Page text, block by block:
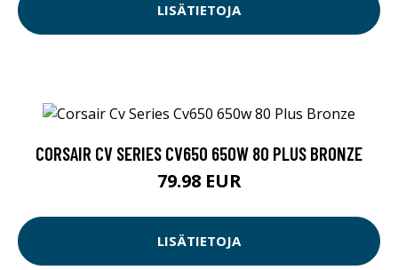
LISÄTIETOJA
CORSAIR CV SERIES CV650 650W 80 PLUS BRONZE
79.98 EUR
LISÄTIETOJA